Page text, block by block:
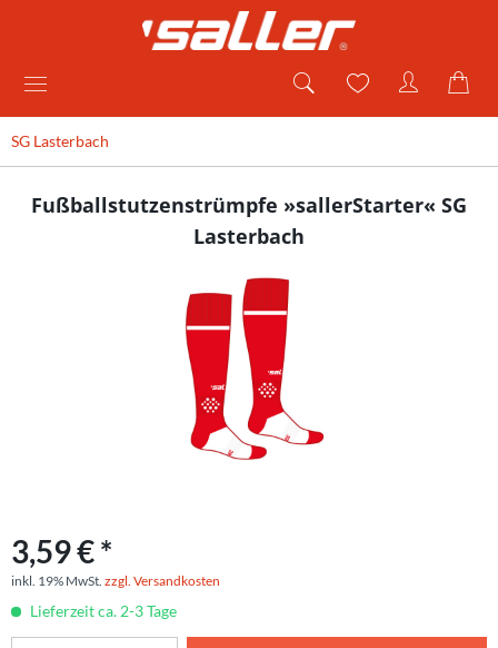
SG Lasterbach
Fußballstutzenstrümpfe »sallerStarter« SG
Lasterbach
3,59 € *
inkl. 19% MwSt. zzgl. Versandkosten
Lieferzeit ca. 2-3 Tage